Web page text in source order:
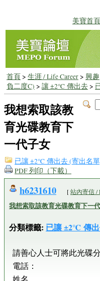
美寶首頁
首頁> 生涯 / Life Career> 興趣
負二度C) > 讓 ±2℃ 傳出去>
我想索取該教
育光碟教育下
一代子女
已讓 ±2℃ 傳出去 (寄出名
PDF 列印（下載）
h6231610 [站內寄信 /
我想索取該教育光碟教育下一
分類標籤: 已讓 ±2℃ 傳
請善心人士可將此光碟
電話：
姓名